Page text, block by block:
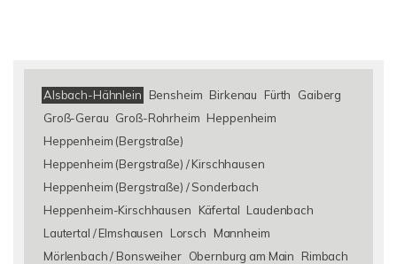
Alsbach-Hähnlein Bensheim Birkenau Fürth
Gaiberg
Groß-Gerau Groß-Rohrheim Heppenheim
Heppenheim (Bergstraße)
Heppenheim (Bergstraße) / Kirschhausen
Heppenheim (Bergstraße) / Sonderbach
Heppenheim-Kirschhausen
Käfertal Laudenbach
Lautertal / Elmshausen
Lorsch
Mannheim
Mörlenbach / Bonsweiher Obernburg am Main
Rimbach